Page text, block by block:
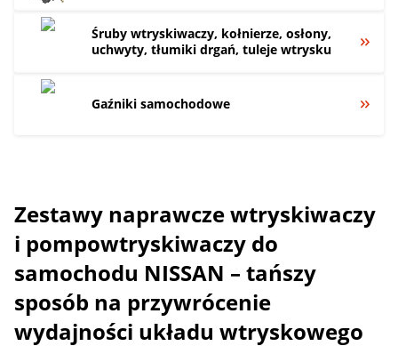
Śruby wtryskiwaczy, kołnierze, osłony,
uchwyty, tłumiki drgań, tuleje wtrysku
Gaźniki samochodowe
Zestawy naprawcze wtryskiwaczy
i pompowtryskiwaczy do
samochodu NISSAN – tańszy
sposób na przywrócenie
wydajności układu wtryskowego